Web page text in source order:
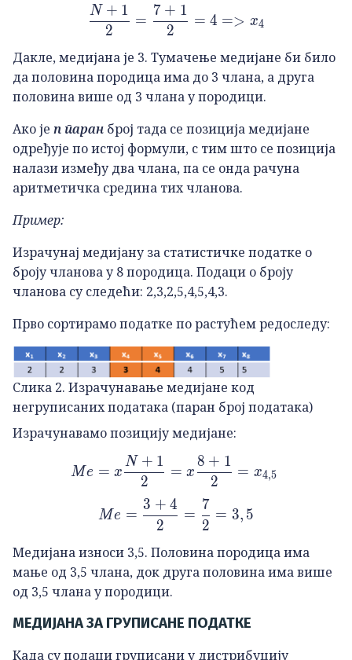
2
N + 1
=
2
7 + 1
= 4 => x4
Дакле, медијана је 3. Тумачење медијане би било
да половина породица има до 3 члана, а друга
половина више од 3 члана у породици.
Ако је n паран број тада се позиција медијане
одређује по истој формули, с тим што се позиција
налази између два члана, па се онда рачуна
аритметичка средина тих чланова.
Пример:
Израчунај медијану за статистичке податке о
броју чланова у 8 породица. Подаци о броју
чланова су следећи: 2,3,2,5,4,5,4,3.
Прво сортирамо податке по растућем редоследу:
Слика 2. Израчунавање медијане код
негруписаних података (паран број података)
Израчунавамо позицију медијане:
Me = x
2
N + 1
= x
2
8 + 1
= x4,5
Me =
2
3 + 4
=
2
7
= 3, 5
Медијана износи 3,5. Половина породица има
мање од 3,5 члана, док друга половина има више
од 3,5 члана у породици.
МЕДИЈАНА ЗА ГРУПИСАНЕ ПОДАТКЕ
Када су подаци груписани у дистрибуцију